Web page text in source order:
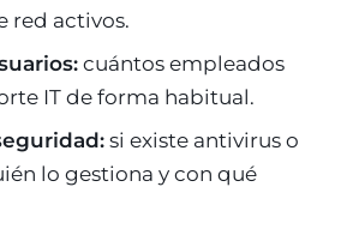
red activos.
cuántos empleados
IT de forma habitual.
si existe antivirus o
lo gestiona y con qué